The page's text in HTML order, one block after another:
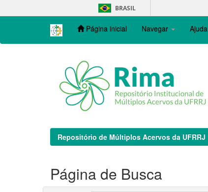
navigation
BRASIL
Página inicial Navegar Ajuda
Repositório de Múltiplos Acervos da UFRRJ
Página de Busca